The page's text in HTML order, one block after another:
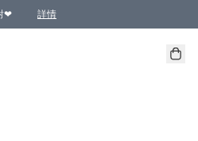
❤ 詳情
有限 售完即止
量有限 售完即止♫
件或以上85 折；買6件或以上8 折
買4件HKD 260.00
買4件HKD 360.00
買4件HKD 180.00
買4件HKD 320.00
4件或以上9 折；買6件或以上85 折；買8件
16.00；買4件或以上減HKD 32.00；買6
4件或以上9 折；買8件或以上85 折；買12
（適用於 特定的送貨方式 )